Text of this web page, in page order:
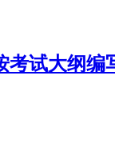
试大纲